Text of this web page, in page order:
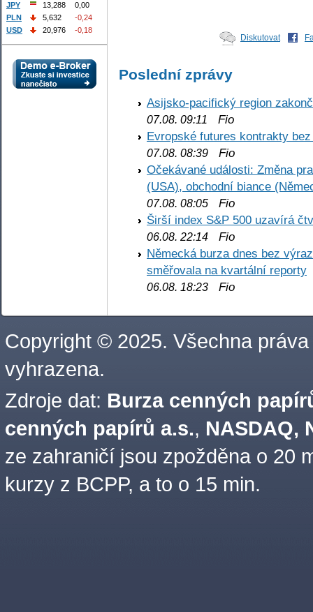
Diskutovat
Poslední zprávy
Asijsko-pacifický region
07.08. 09:11
Fio
Evropské futures kontrakty
07.08. 08:39 Fio
Očekávané události: Změna
(USA), obchodní biance
07.08. 08:05 Fio
Širší index S&P 500 uzavírá
06.08. 22:14 Fio
Německá burza dnes bez
směřovala na kvartální reporty
06.08. 18:23 Fio
JPY
13,288
0,00
PLN
5,632
-0,24
USD
20,976 -0,18
Copyright © 2025. Všechna práva
vyhrazena.
Zdroje dat: Burza cenných
cenných papírů a.s., NASDAQ,
ze zahraničí jsou zpožděna o 20
kurzy z BCPP, a to o 15 min.